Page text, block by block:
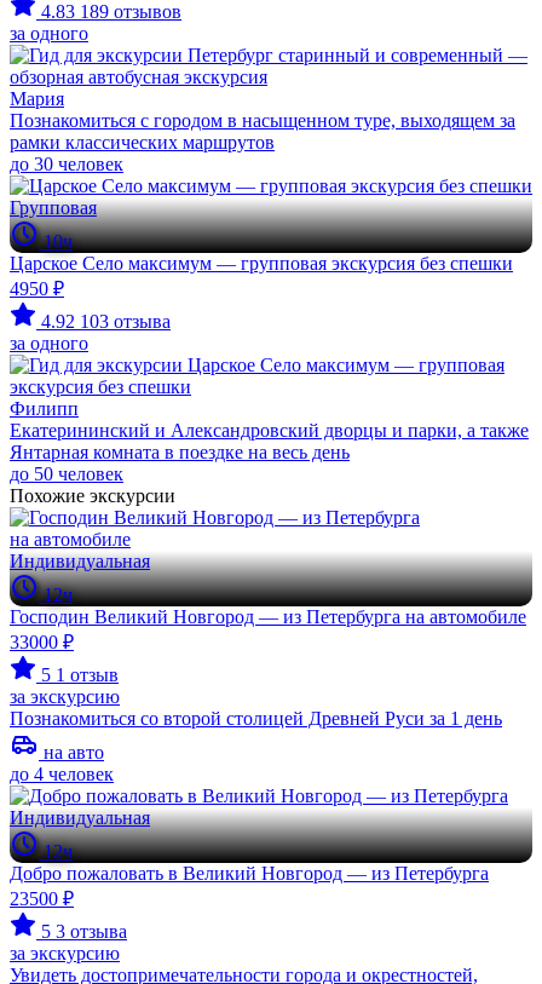
4.83 189 отзывов
за одного
Мария
Познакомиться с городом в насыщенном туре, выходящем за
рамки классических маршрутов
до 30 человек
Групповая
10ч
Царское Село максимум — групповая экскурсия без спешки
4950 ₽
4.92 103 отзыва
за одного
Филипп
Екатерининский и Александровский дворцы и парки, а также
Янтарная комната в поездке на весь день
до 50 человек
Похожие экскурсии
Индивидуальная
12ч
Господин Великий Новгород — из Петербурга на автомобиле
33000 ₽
5 1 отзыв
за экскурсию
Познакомиться со второй столицей Древней Руси за 1 день
на авто
до 4 человек
Индивидуальная
12ч
Добро пожаловать в Великий Новгород — из Петербурга
23500 ₽
5 3 отзыва
за экскурсию
Увидеть достопримечательности города и окрестностей,